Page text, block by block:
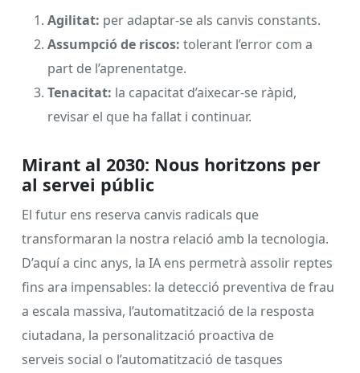
Agilitat: per adaptar-se als canvis constants.
Assumpció de riscos: tolerant l’error com a
part de l’aprenentatge.
Tenacitat: la capacitat d’aixecar-se ràpid,
revisar el que ha fallat i continuar.
Mirant al 2030: Nous horitzons per
al servei públic
El futur ens reserva canvis radicals que
transformaran la nostra relació amb la tecnologia.
D’aquí a cinc anys, la IA ens permetrà assolir reptes
fins ara impensables: la detecció preventiva de frau
a escala massiva, l’automatització de la resposta
ciutadana, la personalització proactiva de
serveis social o l’automatització de tasques